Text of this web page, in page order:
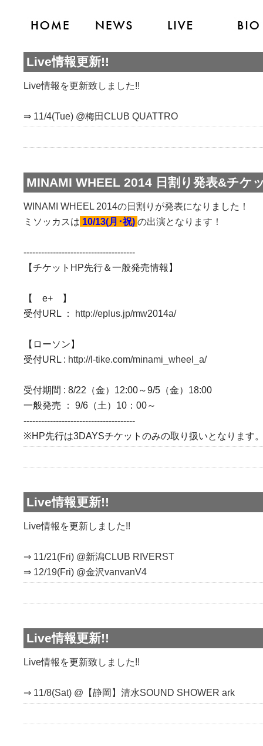
Live情報更新!!
Live情報を更新致しました!!
⇒ 11/4(Tue) @梅田CLUB QUATTRO
MINAMI WHEEL 2014 日割り発表&チケ
WINAMI WHEEL 2014の日割りが発表になりました！
ミソッカスは 10/13(月･祝) の出演となります！
--------------------------------------
【チケットHP先行＆一般発売情報】
【 e+ 】
受付URL ： http://eplus.jp/mw2014a/
【ローソン】
受付URL : http://l-tike.com/minami_wheel_a/
受付期間 : 8/22（金）12:00～9/5（金）18:00
一般発売 ： 9/6（土）10：00～
--------------------------------------
※HP先行は3DAYSチケットのみの取り扱いとなります
Live情報更新!!
Live情報を更新しました!!
⇒ 11/21(Fri) @新潟CLUB RIVERST
⇒ 12/19(Fri) @金沢vanvanV4
Live情報更新!!
Live情報を更新致しました!!
⇒ 11/8(Sat) @【静岡】清水SOUND SHOWER ark